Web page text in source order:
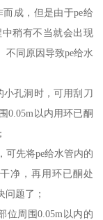
成，但是由于pe给
稍有不当就会出现
不同原因导致pe给水
小孔洞时，可用刮刀
0.05m以内用环已酮
可先将pe给水管内的
净，再用环已酮处
题了；
位周围0.05m以内的